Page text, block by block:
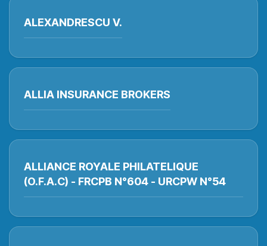
ALEXANDRESCU V.
ALLIA INSURANCE BROKERS
ALLIANCE ROYALE PHILATELIQUE
(O.F.A.C) - FRCPB N°604 - URCPW N°54